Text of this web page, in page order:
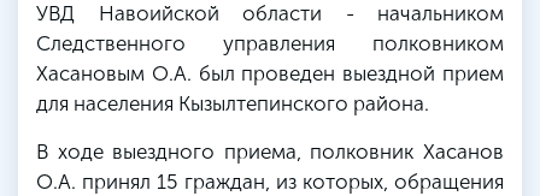
УВД Навоийской области - начальником
Следственного управления полковником
Хасановым О.А. был проведен выездной прием
для населения Кызылтепинского района.
В ходе выездного приема, полковник Хасанов
О.А. принял 15 граждан, из которых, обращения